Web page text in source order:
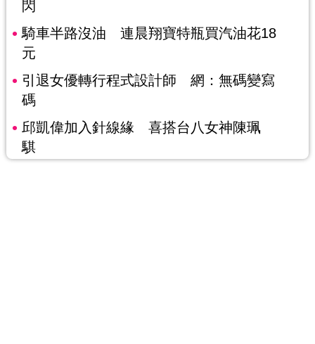
閃
騎車半路沒油 連晨翔寶特瓶買汽油花18
元
引退女優轉行程式設計師 網：無碼變寫
碼
邱凱偉加入針線緣 喜搭台八女神陳珮
騏